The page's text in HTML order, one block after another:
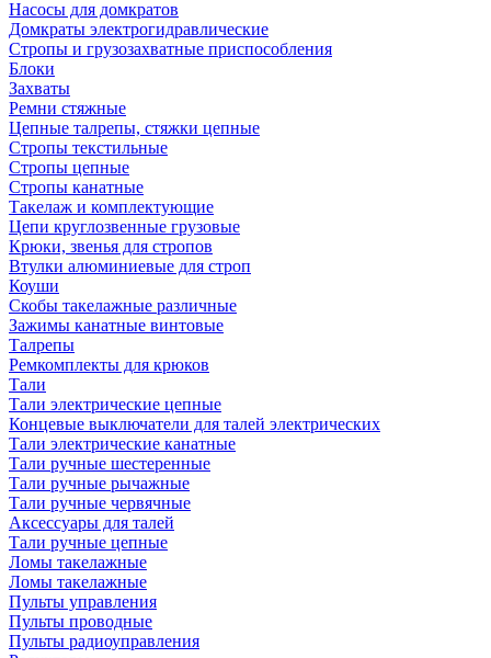
Насосы для домкратов
Домкраты электрогидравлические
Стропы и грузозахватные приспособления
Блоки
Захваты
Ремни стяжные
Цепные талрепы, стяжки цепные
Стропы текстильные
Стропы цепные
Стропы канатные
Такелаж и комплектующие
Цепи круглозвенные грузовые
Крюки, звенья для стропов
Втулки алюминиевые для строп
Коуши
Скобы такелажные различные
Зажимы канатные винтовые
Талрепы
Ремкомплекты для крюков
Тали
Тали электрические цепные
Концевые выключатели для талей электрических
Тали электрические канатные
Тали ручные шестеренные
Тали ручные рычажные
Тали ручные червячные
Аксессуары для талей
Тали ручные цепные
Ломы такелажные
Ломы такелажные
Пульты управления
Пульты проводные
Пульты радиоуправления